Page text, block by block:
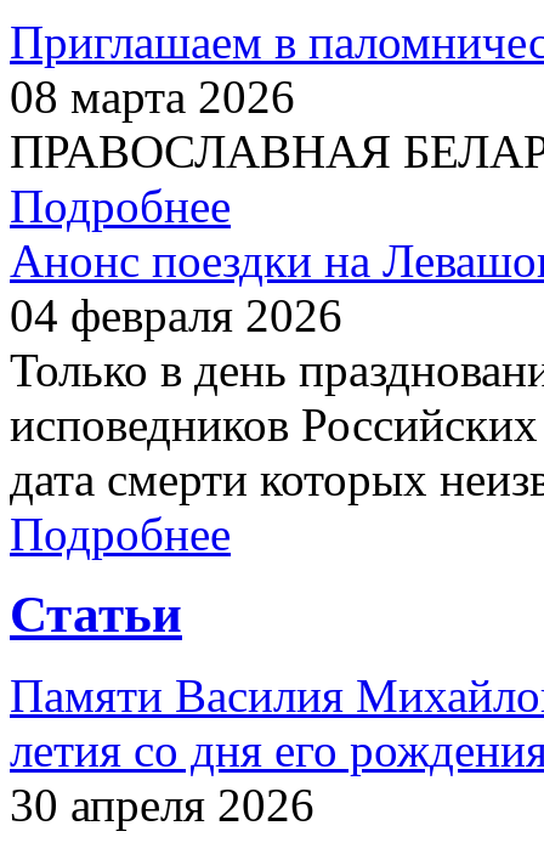
Приглашаем в
08 марта 2026
ПРАВОСЛАВНАЯ
Подробнее
Анонс поездки на
04 февраля 2026
Только в день
исповедников
дата смерти которых
Подробнее
Статьи
Памяти Василия
летия со дня его
30 апреля 2026